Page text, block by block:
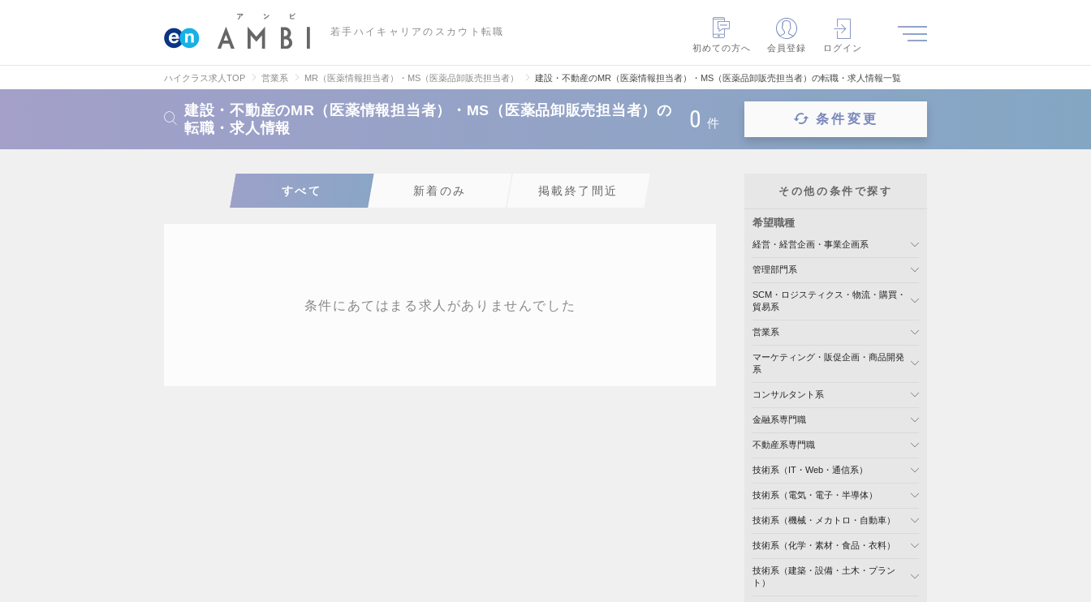
若手ハイキャリアのスカウト転職
初めての方へ
会員登録 ログイン
ハイクラス求人TOP 営業系 MR（医薬情報担当者）・MS（医薬品卸販売担当者） 建設・不動産のMR（医薬情報担当者）・MS（医薬品卸販売担当者）の転職・求人情報一覧
建設・不動産のMR（医薬情報担当者）・MS（医薬品卸販売担当者）の
転職・求人情報
0 件 条件変更
すべて 新着のみ 掲載終了間近
条件にあてはまる求人がありませんでした
その他の条件で探す
希望職種
経営・経営企画・事業企画系
管理部門系
SCM・ロジスティクス・物流・購買・
貿易系
営業系
マーケティング・販促企画・商品開発
系
コンサルタント系
金融系専門職
不動産系専門職
技術系（IT・Web・通信系）
技術系（電気・電子・半導体）
技術系（機械・メカトロ・自動車）
技術系（化学・素材・食品・衣料）
技術系（建築・設備・土木・プラン
ト）